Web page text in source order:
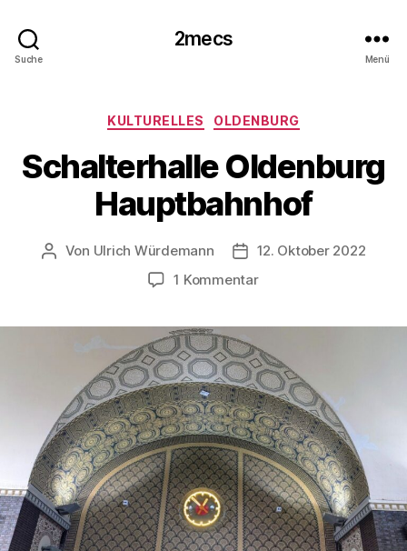
Suche
2mecs
Menü
Kategorien
KULTURELLES OLDENBURG
Schalterhalle Oldenburg
Hauptbahnhof
Beitragsautor
Von Ulrich Würdemann Beitragsdatum
12. Oktober 2022
1 Kommentarzu